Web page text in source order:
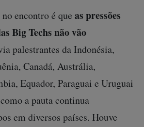
encontro é que as pressões
Big Techs não vão
palestrantes da Indonésia,
Canadá, Austrália,
Equador, Paraguai e Uruguai
a pauta continua
em diversos países. Houve